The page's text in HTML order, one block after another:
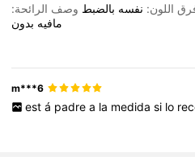
اللون: نفسه بالضبط وصف الرائحة:
مافيه بدون
m***6
est á padre a la medida si lo